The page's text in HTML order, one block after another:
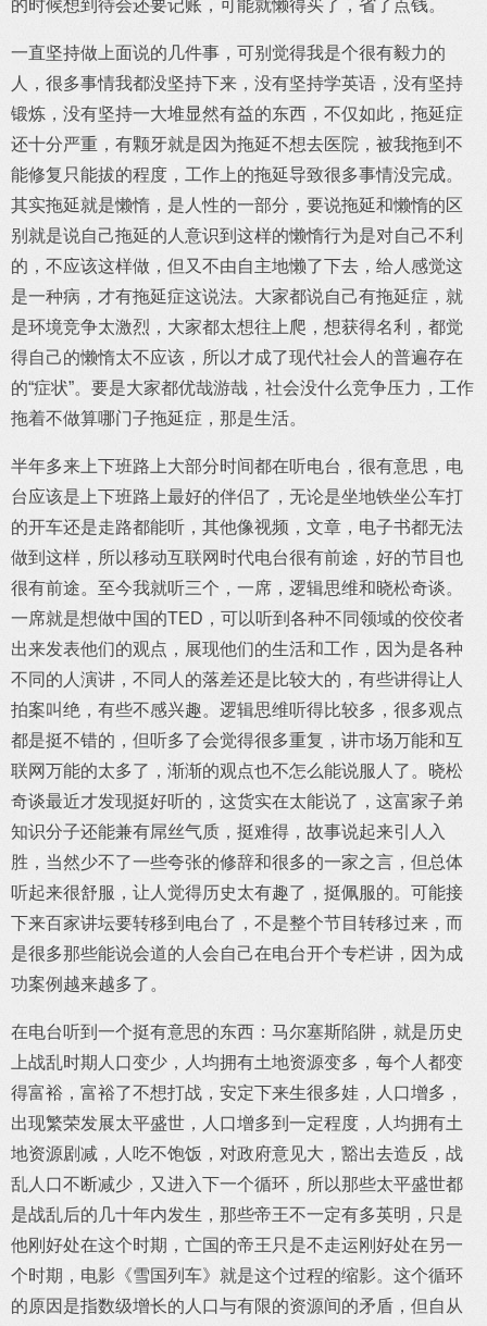
的时候想到待会还要记账，可能就懒得买了，省了点钱。
一直坚持做上面说的几件事，可别觉得我是个很有毅力的
人，很多事情我都没坚持下来，没有坚持学英语，没有坚持
锻炼，没有坚持一大堆显然有益的东西，不仅如此，拖延症
还十分严重，有颗牙就是因为拖延不想去医院，被我拖到不
能修复只能拔的程度，工作上的拖延导致很多事情没完成。
其实拖延就是懒惰，是人性的一部分，要说拖延和懒惰的区
别就是说自己拖延的人意识到这样的懒惰行为是对自己不利
的，不应该这样做，但又不由自主地懒了下去，给人感觉这
是一种病，才有拖延症这说法。大家都说自己有拖延症，就
是环境竞争太激烈，大家都太想往上爬，想获得名利，都觉
得自己的懒惰太不应该，所以才成了现代社会人的普遍存在
的“症状”。要是大家都优哉游哉，社会没什么竞争压力，工作
拖着不做算哪门子拖延症，那是生活。
半年多来上下班路上大部分时间都在听电台，很有意思，电
台应该是上下班路上最好的伴侣了，无论是坐地铁坐公车打
的开车还是走路都能听，其他像视频，文章，电子书都无法
做到这样，所以移动互联网时代电台很有前途，好的节目也
很有前途。至今我就听三个，一席，逻辑思维和晓松奇谈。
一席就是想做中国的TED，可以听到各种不同领域的佼佼者
出来发表他们的观点，展现他们的生活和工作，因为是各种
不同的人演讲，不同人的落差还是比较大的，有些讲得让人
拍案叫绝，有些不感兴趣。逻辑思维听得比较多，很多观点
都是挺不错的，但听多了会觉得很多重复，讲市场万能和互
联网万能的太多了，渐渐的观点也不怎么能说服人了。晓松
奇谈最近才发现挺好听的，这货实在太能说了，这富家子弟
知识分子还能兼有屌丝气质，挺难得，故事说起来引人入
胜，当然少不了一些夸张的修辞和很多的一家之言，但总体
听起来很舒服，让人觉得历史太有趣了，挺佩服的。可能接
下来百家讲坛要转移到电台了，不是整个节目转移过来，而
是很多那些能说会道的人会自己在电台开个专栏讲，因为成
功案例越来越多了。
在电台听到一个挺有意思的东西：马尔塞斯陷阱，就是历史
上战乱时期人口变少，人均拥有土地资源变多，每个人都变
得富裕，富裕了不想打战，安定下来生很多娃，人口增多，
出现繁荣发展太平盛世，人口增多到一定程度，人均拥有土
地资源剧减，人吃不饱饭，对政府意见大，豁出去造反，战
乱人口不断减少，又进入下一个循环，所以那些太平盛世都
是战乱后的几十年内发生，那些帝王不一定有多英明，只是
他刚好处在这个时期，亡国的帝王只是不走运刚好处在另一
个时期，电影《雪国列车》就是这个过程的缩影。这个循环
的原因是指数级增长的人口与有限的资源间的矛盾，但自从